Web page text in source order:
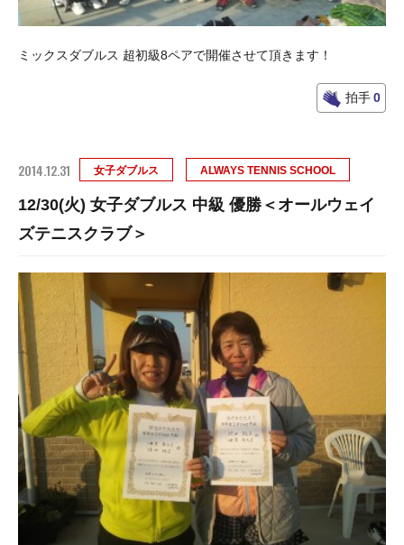
ミックスダブルス 超初級8ペアで開催させて頂きます！
拍手0
2014.12.31 女子ダブルス ALWAYS TENNIS SCHOOL
12/30(火) 女子ダブルス 中級 優勝＜オールウェイ
ズテニスクラブ＞